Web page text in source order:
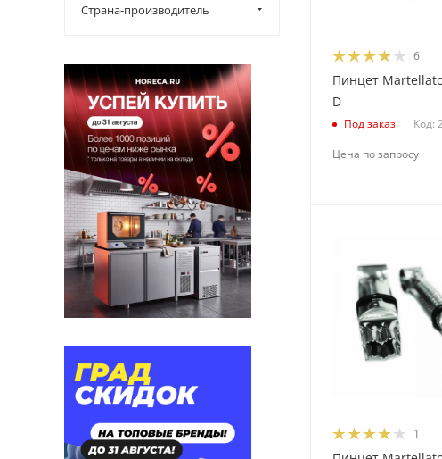
6
Пинцет
D
Под заказ Код:
Цена по запросу
1
Страна-производитель